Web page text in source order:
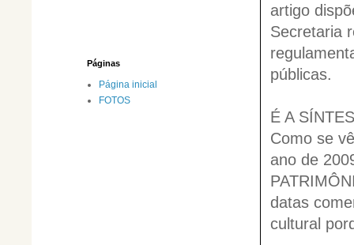
artigo
Secretaria
públicas.
É A
Como se
ano de
datas
cultural
Páginas
Página inicial
FOTOS